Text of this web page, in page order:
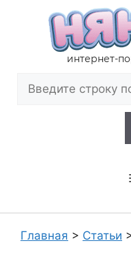
содержимому
интернет-
Главная > Статьи